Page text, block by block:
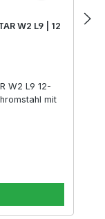
W2 L9 | 12
W2 L9 12-
mit